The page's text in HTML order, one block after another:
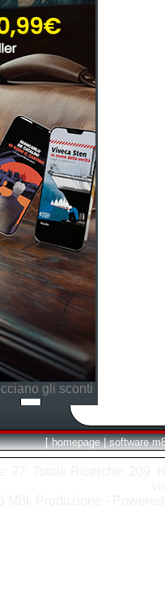
gli sconti
[ homepage | software